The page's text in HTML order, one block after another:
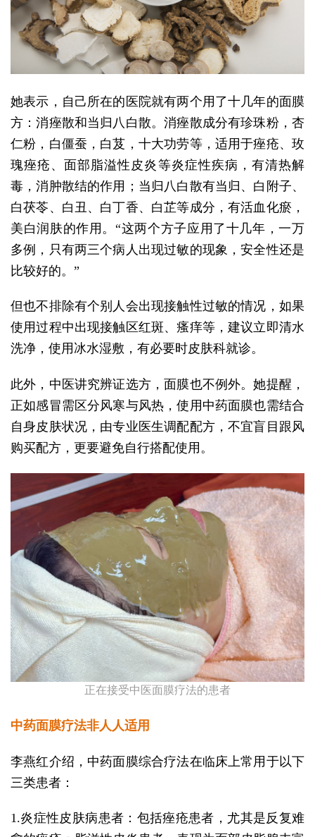
她表示，自己所在的医院就有两个用了十几年的面膜
方：消痤散和当归八白散。消痤散成分有珍珠粉，杏
仁粉，白僵蚕，白芨，十大功劳等，适用于痤疮、玫
瑰痤疮、面部脂溢性皮炎等炎症性疾病，有清热解
毒，消肿散结的作用；当归八白散有当归、白附子、
白茯苓、白丑、白丁香、白芷等成分，有活血化瘀，
美白润肤的作用。“这两个方子应用了十几年，一万
多例，只有两三个病人出现过敏的现象，安全性还是
比较好的。”
但也不排除有个别人会出现接触性过敏的情况，如果
使用过程中出现接触区红斑、瘙痒等，建议立即清水
洗净，使用冰水湿敷，有必要时皮肤科就诊。
此外，中医讲究辨证选方，面膜也不例外。她提醒，
正如感冒需区分风寒与风热，使用中药面膜也需结合
自身皮肤状况，由专业医生调配配方，不宜盲目跟风
购买配方，更要避免自行搭配使用。
正在接受中医面膜疗法的患者
中药面膜疗法非人人适用
李燕红介绍，中药面膜综合疗法在临床上常用于以下
三类患者：
1.炎症性皮肤病患者：包括痤疮患者，尤其是反复难